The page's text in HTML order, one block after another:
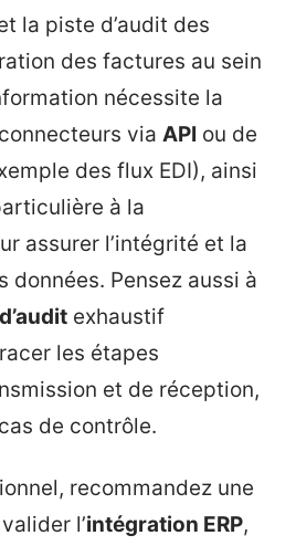
la piste d’audit des
des factures au sein
nécessite la
via API ou de
des flux EDI), ainsi
à la
assurer l’intégrité et la
Pensez aussi à
exhaustif
les étapes
et de réception,
de contrôle.
recommandez une
l’intégration ERP,